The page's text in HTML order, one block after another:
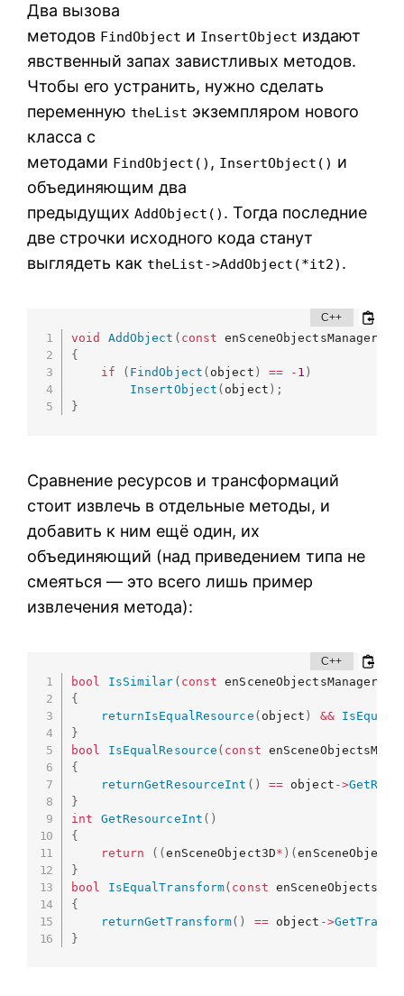
Два вызова
методов FindObject и InsertObject издают
явственный запах завистливых методов.
Чтобы его устранить, нужно сделать
переменную theList экземпляром нового
класса с
методами FindObject() , InsertObject() и
объединяющим два
предыдущихAddObject() . Тогда последние
две строчки исходного кода станут
выглядеть как theList->AddObject(*it2) .
void AddObject ( const enSceneObjectsManager
{
if
( FindObject ( object ) == - 1 )
InsertObject ( object ) ;
}
Сравнение ресурсов и трансформаций
стоит извлечь в отдельные методы, и
добавить к ним ещё один, их
объединяющий (над приведением типа не
смеяться — это всего лишь пример
извлечения метода):
bool IsSimilar ( const enSceneObjectsManager
{
returnIsEqualResource ( object ) &&
}
bool
IsEqualResource ( const
{
returnGetResourceInt ( ) == object ->
}
int
GetResourceInt ( )
{
return
( (enSceneObject3D* ) (enSceneObject
}
bool
IsEqualTransform( const
{
returnGetTransform( ) == object ->
}